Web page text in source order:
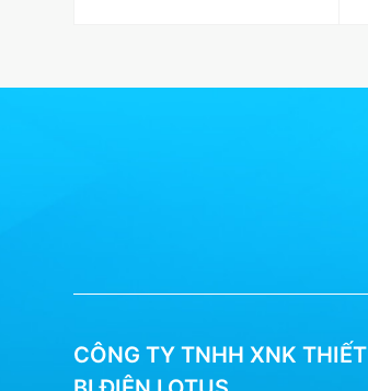
CÔNG TY TNHH XNK THIẾT